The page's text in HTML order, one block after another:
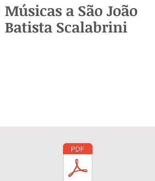
Músicas a São João
Batista Scalabrini